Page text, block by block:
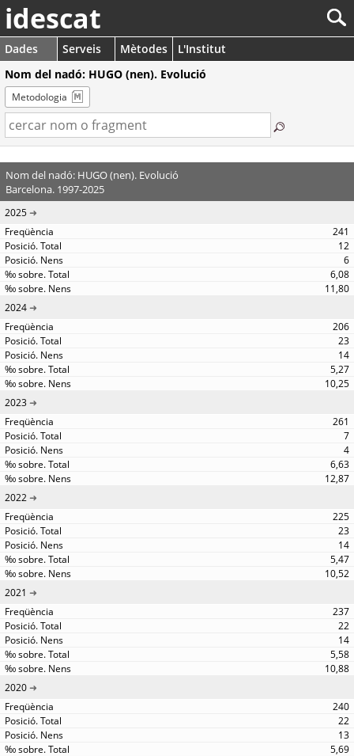
idescat
Dades Serveis Mètodes
L'Institut
Nom del nadó: HUGO (nen). Evolució
Metodologia
Nom del nadó: HUGO (nen). Evolució
Barcelona. 1997-2025
2025
241
12
6
6,08
11,80
2024
206
23
14
5,27
10,25
2023
261
7
4
6,63
12,87
2022
225
23
14
5,47
10,52
2021
237
22
14
5,58
10,88
2020
240
22
13
5,69